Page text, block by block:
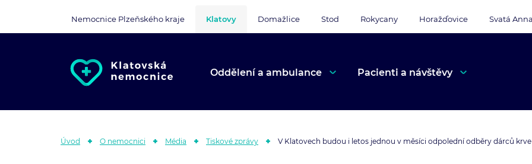
Nemocnice Plzeňského kraje Klatovy Domažlice Stod Rokycany Horažďovice Svatá Anna
Oddělení a ambulance Pacienti a návštěvy
Úvod O nemocnici Média Tiskové zprávy V Klatovech budou i letos jednou v měsíci odpolední odběry dárců krve